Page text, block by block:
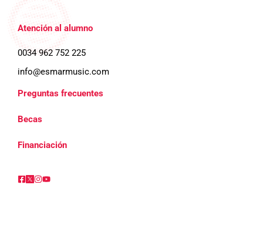
Atención al alumno
0034 962 752 225
info@esmarmusic.com
Preguntas frecuentes
Becas
Financiación